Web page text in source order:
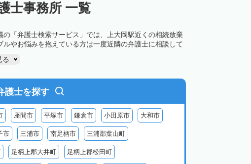
士事務所 一覧
「弁護士検索サービス」では、上大岡駅近くの相続放棄
やお悩みを抱えている方は一度近隣の弁護士に相談して
る
護士を探す
座間市 平塚市 鎌倉市 小田原市 大和市
市 三浦市 南足柄市 三浦郡葉山町
足柄上郡大井町 足柄上郡松田町